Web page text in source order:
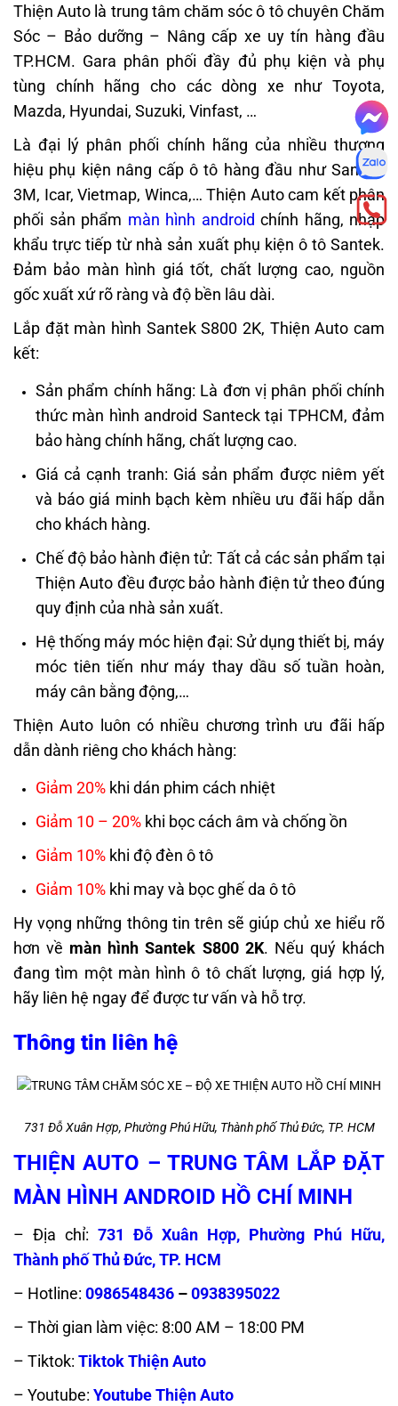
Thiện Auto là trung tâm chăm sóc ô tô chuyên Chăm
Sóc – Bảo dưỡng – Nâng cấp xe uy tín hàng đầu
TP.HCM. Gara phân phối đầy đủ phụ kiện và phụ
tùng chính hãng cho các dòng xe như Toyota,
Mazda, Hyundai, Suzuki, Vinfast, …
Là đại lý phân phối chính hãng của nhiều thương
hiệu phụ kiện nâng cấp ô tô hàng đầu như Santek,
3M, Icar, Vietmap, Winca,… Thiện Auto cam kết phân
phối sản phẩm màn hình android chính hãng, nhập
khẩu trực tiếp từ nhà sản xuất phụ kiện ô tô Santek.
Đảm bảo màn hình giá tốt, chất lượng cao, nguồn
gốc xuất xứ rõ ràng và độ bền lâu dài.
Lắp đặt màn hình Santek S800 2K, Thiện Auto cam
kết:
Sản phẩm chính hãng: Là đơn vị phân phối chính
thức màn hình android Santeck tại TPHCM, đảm
bảo hàng chính hãng, chất lượng cao.
Giá cả cạnh tranh: Giá sản phẩm được niêm yết
và báo giá minh bạch kèm nhiều ưu đãi hấp dẫn
cho khách hàng.
Chế độ bảo hành điện tử: Tất cả các sản phẩm tại
Thiện Auto đều được bảo hành điện tử theo đúng
quy định của nhà sản xuất.
Hệ thống máy móc hiện đại: Sử dụng thiết bị, máy
móc tiên tiến như máy thay dầu số tuần hoàn,
máy cân bằng động,…
Thiện Auto luôn có nhiều chương trình ưu đãi hấp
dẫn dành riêng cho khách hàng:
Giảm 20% khi dán phim cách nhiệt
Giảm 10 – 20% khi bọc cách âm và chống ồn
Giảm 10% khi độ đèn ô tô
Giảm 10% khi may và bọc ghế da ô tô
Hy vọng những thông tin trên sẽ giúp chủ xe hiểu rõ
hơn về màn hình Santek S800 2K. Nếu quý khách
đang tìm một màn hình ô tô chất lượng, giá hợp lý,
hãy liên hệ ngay để được tư vấn và hỗ trợ.
Thông tin liên hệ
731 Đỗ Xuân Hợp, Phường Phú Hữu, Thành phố Thủ Đức, TP. HCM
THIỆN AUTO – TRUNG TÂM LẮP ĐẶT
MÀN HÌNH ANDROID HỒ CHÍ MINH
– Địa chỉ: 731 Đỗ Xuân Hợp, Phường Phú Hữu,
Thành phố Thủ Đức, TP. HCM
– Hotline: 0986548436 –0938395022
– Thời gian làm việc: 8:00 AM – 18:00 PM
– Tiktok: Tiktok Thiện Auto
– Youtube: Youtube Thiện Auto